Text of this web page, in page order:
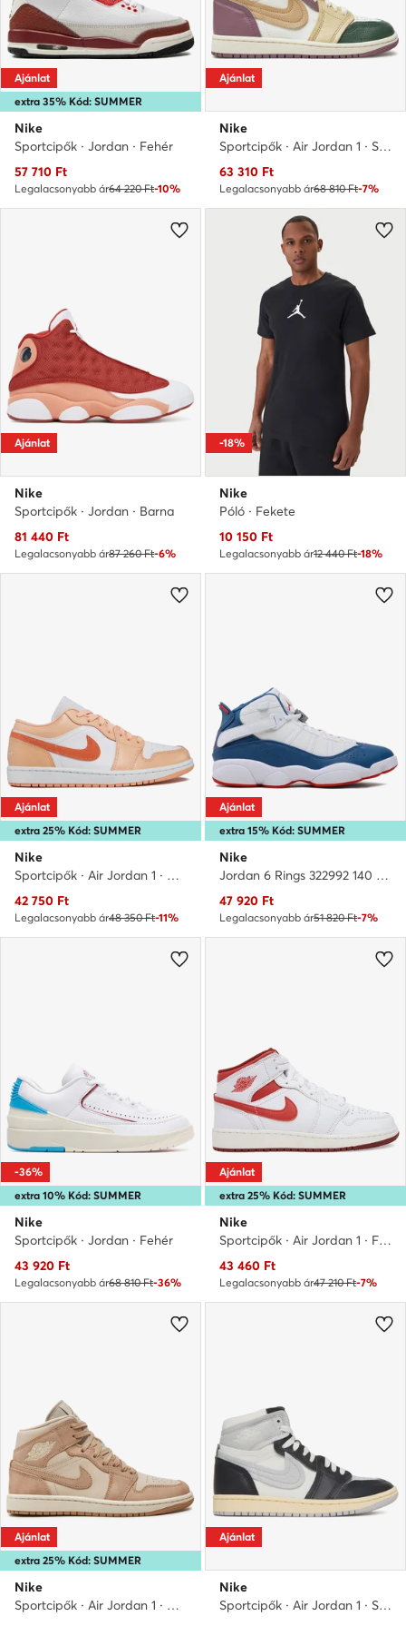
extra 35% Kód: SUMMER
Ajánlat
Nike
Sportcipők · Jordan · Fehér
Aktuális ár
57 710 Ft
Legalacsonyabb ár64 220 Ft-10%
Ajánlat
Nike
Sportcipők · Air Jordan 1 · Színes
Aktuális ár
63 310 Ft
Legalacsonyabb ár68 810 Ft-7%
Ajánlat
Nike
Sportcipők · Jordan · Barna
Aktuális ár
81 440 Ft
Legalacsonyabb ár87 260 Ft-6%
-18%
Nike
Póló · Fekete
Aktuális ár
10 150 Ft
Legalacsonyabb ár12 440 Ft-18%
extra 25% Kód: SUMMER
Ajánlat
Nike
Sportcipők · Air Jordan 1 · Narancssárga
Aktuális ár
42 750 Ft
Legalacsonyabb ár48 350 Ft-11%
extra 15% Kód: SUMMER
Ajánlat
Nike
Jordan 6 Rings 322992 140 · Kosárlabda cipők
Aktuális ár
47 920 Ft
Legalacsonyabb ár51 820 Ft-7%
extra 10% Kód: SUMMER
-36%
Nike
Sportcipők · Jordan · Fehér
Aktuális ár
43 920 Ft
Legalacsonyabb ár68 810 Ft-36%
extra 25% Kód: SUMMER
Ajánlat
Nike
Sportcipők · Air Jordan 1 · Fehér
Aktuális ár
43 460 Ft
Legalacsonyabb ár47 210 Ft-7%
extra 25% Kód: SUMMER
Ajánlat
Nike
Sportcipők · Air Jordan 1 · Krém
Ajánlat
Nike
Sportcipők · Air Jordan 1 · Szürke